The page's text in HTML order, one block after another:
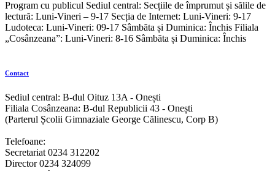
Program cu publicul Sediul central: Secțiile de împrumut și sălile de
lectură: Luni-Vineri – 9-17 Secția de Internet: Luni-Vineri: 9-17
Ludoteca: Luni-Vineri: 09-17 Sâmbăta și Duminica: Închis Filiala
„Cosânzeana”: Luni-Vineri: 8-16 Sâmbăta și Duminica: Închis
Contact
Sediul central: B-dul Oituz 13A - Onești
Filiala Cosânzeana: B-dul Republicii 43 - Onești
(Parterul Școlii Gimnaziale George Călinescu, Corp B)
Telefoane:
Secretariat 0234 312202
Director 0234 324099